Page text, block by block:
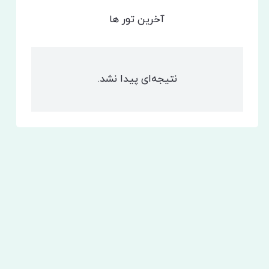
آخرین تور ها
نتیجه‌ای پیدا نشد.